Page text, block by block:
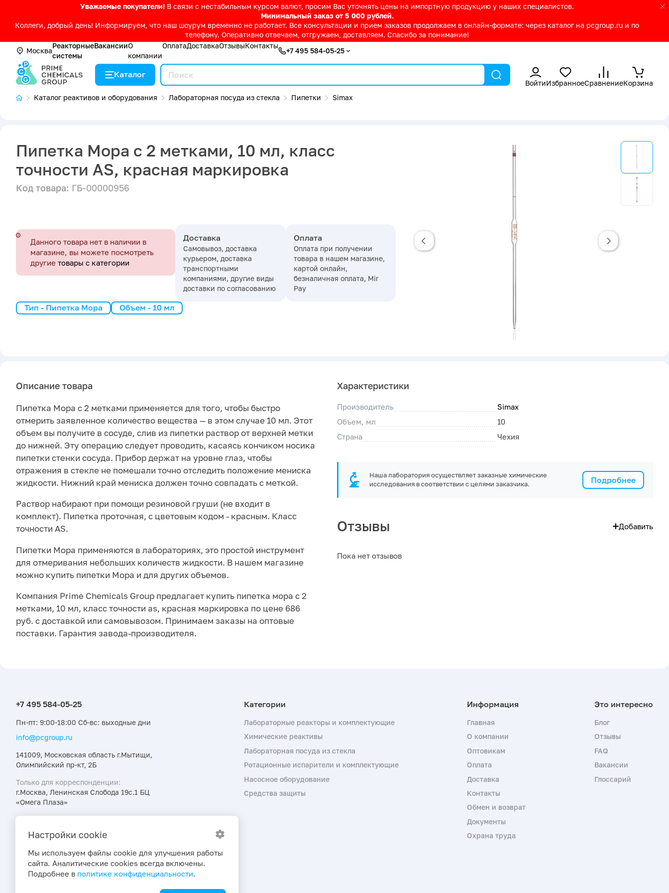
Уважаемые покупатели! В связи с нестабильным курсом валют, просим Вас уточнять цены на импортную продукцию у наших специалистов.
Минимальный заказ от 5 000 рублей.
Коллеги, добрый день! Информируем, что наш шоурум временно не работает. Все консультации и прием заказов продолжаем в онлайн-формате: через каталог на pcgroup.ru и по
телефону. Оперативно отвечаем, отгружаем, доставляем. Спасибо за понимание!
Москва
Реакторные
системы
ВакансииО
компании
ОплатаДоставкаОтзывыКонтакты
+7 495 584-05-25
Каталог
ВойтиИзбранноеСравнениеКорзина
Каталог реактивов и оборудования
Лабораторная посуда из стекла Пипетки Simax
Пипетка Мора с 2 метками, 10 мл, класс
точности AS, красная маркировка
Код товара: ГБ-00000956
Данного товара нет в наличии в
магазине, вы можете посмотреть
другиетовары с категории
Доставка
Самовывоз, доставка
курьером, доставка
транспортными
компаниями, другие виды
доставки по согласованию
Оплата
Оплата при получении
товара в нашем магазине,
картой онлайн,
безналичная оплата, Mir
Pay
Тип - Пипетка Мора Объем - 10 мл
Описание товара
Пипетка Мора с 2 метками применяется для того, чтобы быстро
отмерить заявленное количество вещества — в этом случае 10 мл. Этот
объем вы получите в сосуде, слив из пипетки раствор от верхней метки
до нижней. Эту операцию следует проводить, касаясь кончиком носика
пипетки стенки сосуда. Прибор держат на уровне глаз, чтобы
отражения в стекле не помешали точно отследить положение мениска
жидкости. Нижний край мениска должен точно совпадать с меткой.
Раствор набирают при помощи резиновой груши (не входит в
комплект). Пипетка проточная, с цветовым кодом - красным. Класс
точности AS.
Пипетки Мора применяются в лабораториях, это простой инструмент
для отмеривания небольших количеств жидкости. В нашем магазине
можно купить пипетки Мора и для других объемов.
Компания Prime Chemicals Group предлагает купить пипетка мора с 2
метками, 10 мл, класс точности as, красная маркировка по цене 686
руб. с доставкой или самовывозом. Принимаем заказы на оптовые
поставки. Гарантия завода-производителя.
Характеристики
Производитель
Simax
Объем, мл
10
Страна
Чехия
Подробнее
Наша лаборатория осуществляет заказные химические
исследования в соответствии с целями заказчика.
Отзывы Добавить
Пока нет отзывов
Пн-пт: 9:00-18:00 Сб-вс: выходные дни
info@pcgroup.ru
141009, Московская область г.Мытищи,
Олимпийский пр-кт, 2Б
Только для корреспонденции:
г.Москва, Ленинская Слобода 19с.1 БЦ
«Омега Плаза»
акциях и новостях первыми
Лабораторные реакторы и комплектующие
Химические реактивы
Лабораторная посуда из стекла
Ротационные испарители и комплектующие
Насосное оборудование
Средства защиты
Главная
О компании
Оптовикам
Оплата
Доставка
Контакты
Обмен и возврат
Документы
Охрана труда
Блог
Отзывы
FAQ
Вакансии
Глоссарий
Настройки cookie
Мы используем файлы cookie для улучшения работы
сайта. Аналитические cookies всегда включены.
Подробнее в политике конфиденциальности.